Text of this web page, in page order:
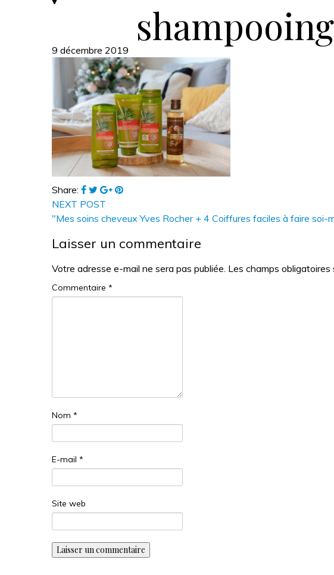
9 décembre 2019
Share:
NEXT POST
"Mes soins cheveux Yves Rocher + 4 Coiffures faciles à faire soi-
Laisser un commentaire
Votre adresse e-mail ne sera pas publiée. Les champs
Commentaire *
Nom *
E-mail *
Site web